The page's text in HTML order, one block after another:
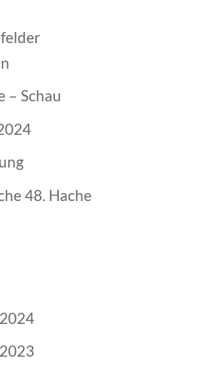
– Schau
48. Hache